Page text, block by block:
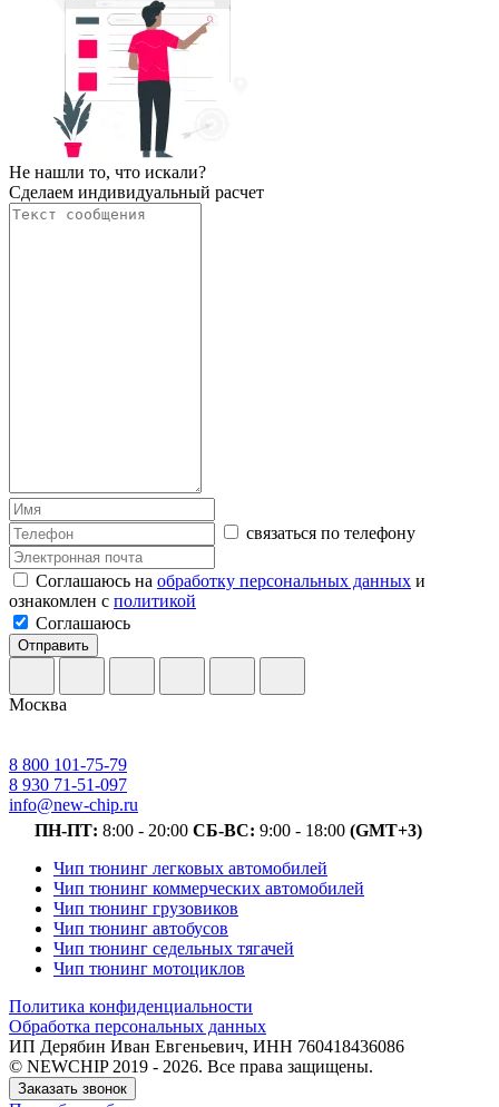
Не нашли то, что искали?
Сделаем индивидуальный расчет
связаться по телефону
Соглашаюсь на обработку персональных данных и
ознакомлен с политикой
Соглашаюсь
Отправить
Москва
8 800 101-75-79
8 930 71-51-097
info@new-chip.ru
ПН-ПТ: 8:00 - 20:00 СБ-ВС: 9:00 - 18:00 (GMT+3)
Чип тюнинг легковых автомобилей
Чип тюнинг коммерческих автомобилей
Чип тюнинг грузовиков
Чип тюнинг автобусов
Чип тюнинг седельных тягачей
Чип тюнинг мотоциклов
Политика конфиденциальности
Обработка персональных данных
ИП Дерябин Иван Евгеньевич, ИНН 760418436086
© NEWCHIP 2019 - 2026. Все права защищены.
Заказать звонок